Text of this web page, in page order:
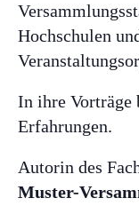
Hochschulen
In ihre Vorträge
Erfahrungen.
Autorin des
Muster-